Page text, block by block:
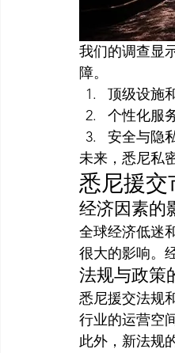
我们的调查显
障。
顶级设施
个性化服
安全与隐
未来，悉尼私
悉尼援交
经济因素的
全球经济低迷
很大的影响。
法规与政策
悉尼援交法规
行业的运营空
此外，新法规